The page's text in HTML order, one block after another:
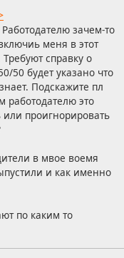
зачем-то
меня в этот
справку о
50 будет указано что
Подскажите пл
работодателю это
или проигнорировать
в мвое воемя
и как именно
по каким то